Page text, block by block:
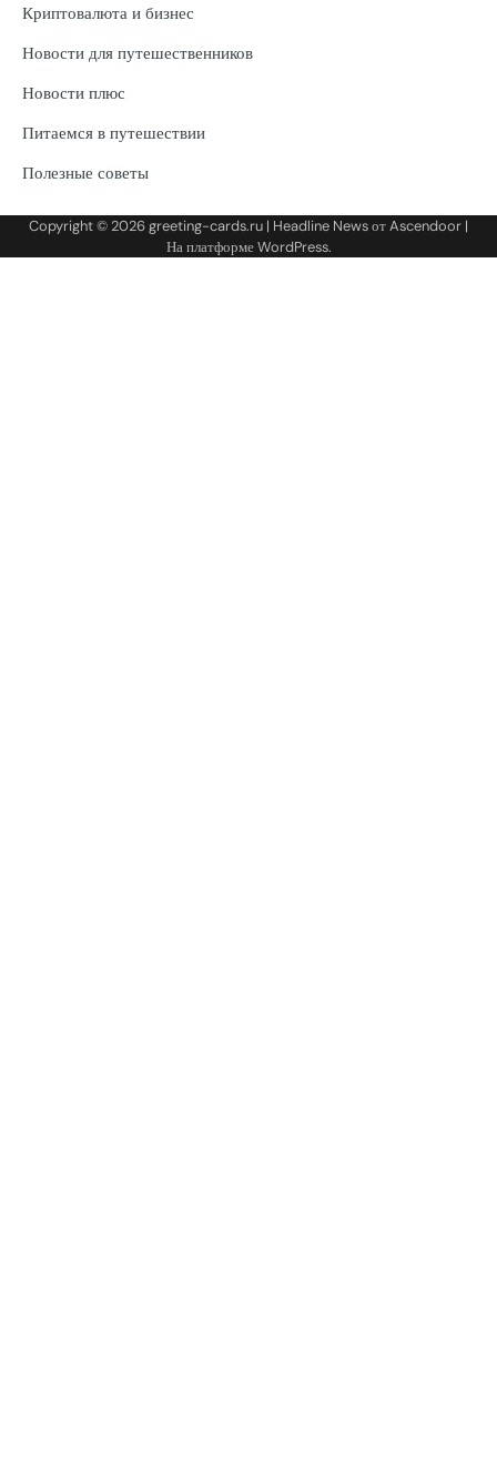
Криптовалюта и бизнес
Новости для путешественников
Новости плюс
Питаемся в путешествии
Полезные советы
Copyright © 2026greeting-cards.ru | Headline News отAscendoor |
На платформеWordPress.